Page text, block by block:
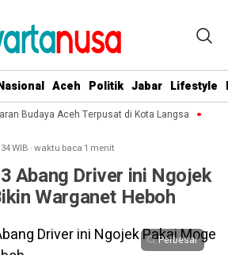
Aceh Politik Jabar Lifestyle
Budaya Aceh Terpusat di Kota Langsa
WIB ·waktu baca 1 menit
Abang Driver ini Ngojek
Warganet Heboh
Perbesar